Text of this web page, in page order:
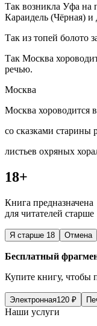
Так возникла Уфа на
Караидель (Чёрная) и
Так из топей болото
Так Москва
речью.
Москва
Москва хороводится
со сказками старины
листьев охряных
18+
Книга предназначена
для читателей старше
Я старше 18 Отмена
Бесплатный
Купите книгу, чтобы
Электронная120 ₽
Наши услуги